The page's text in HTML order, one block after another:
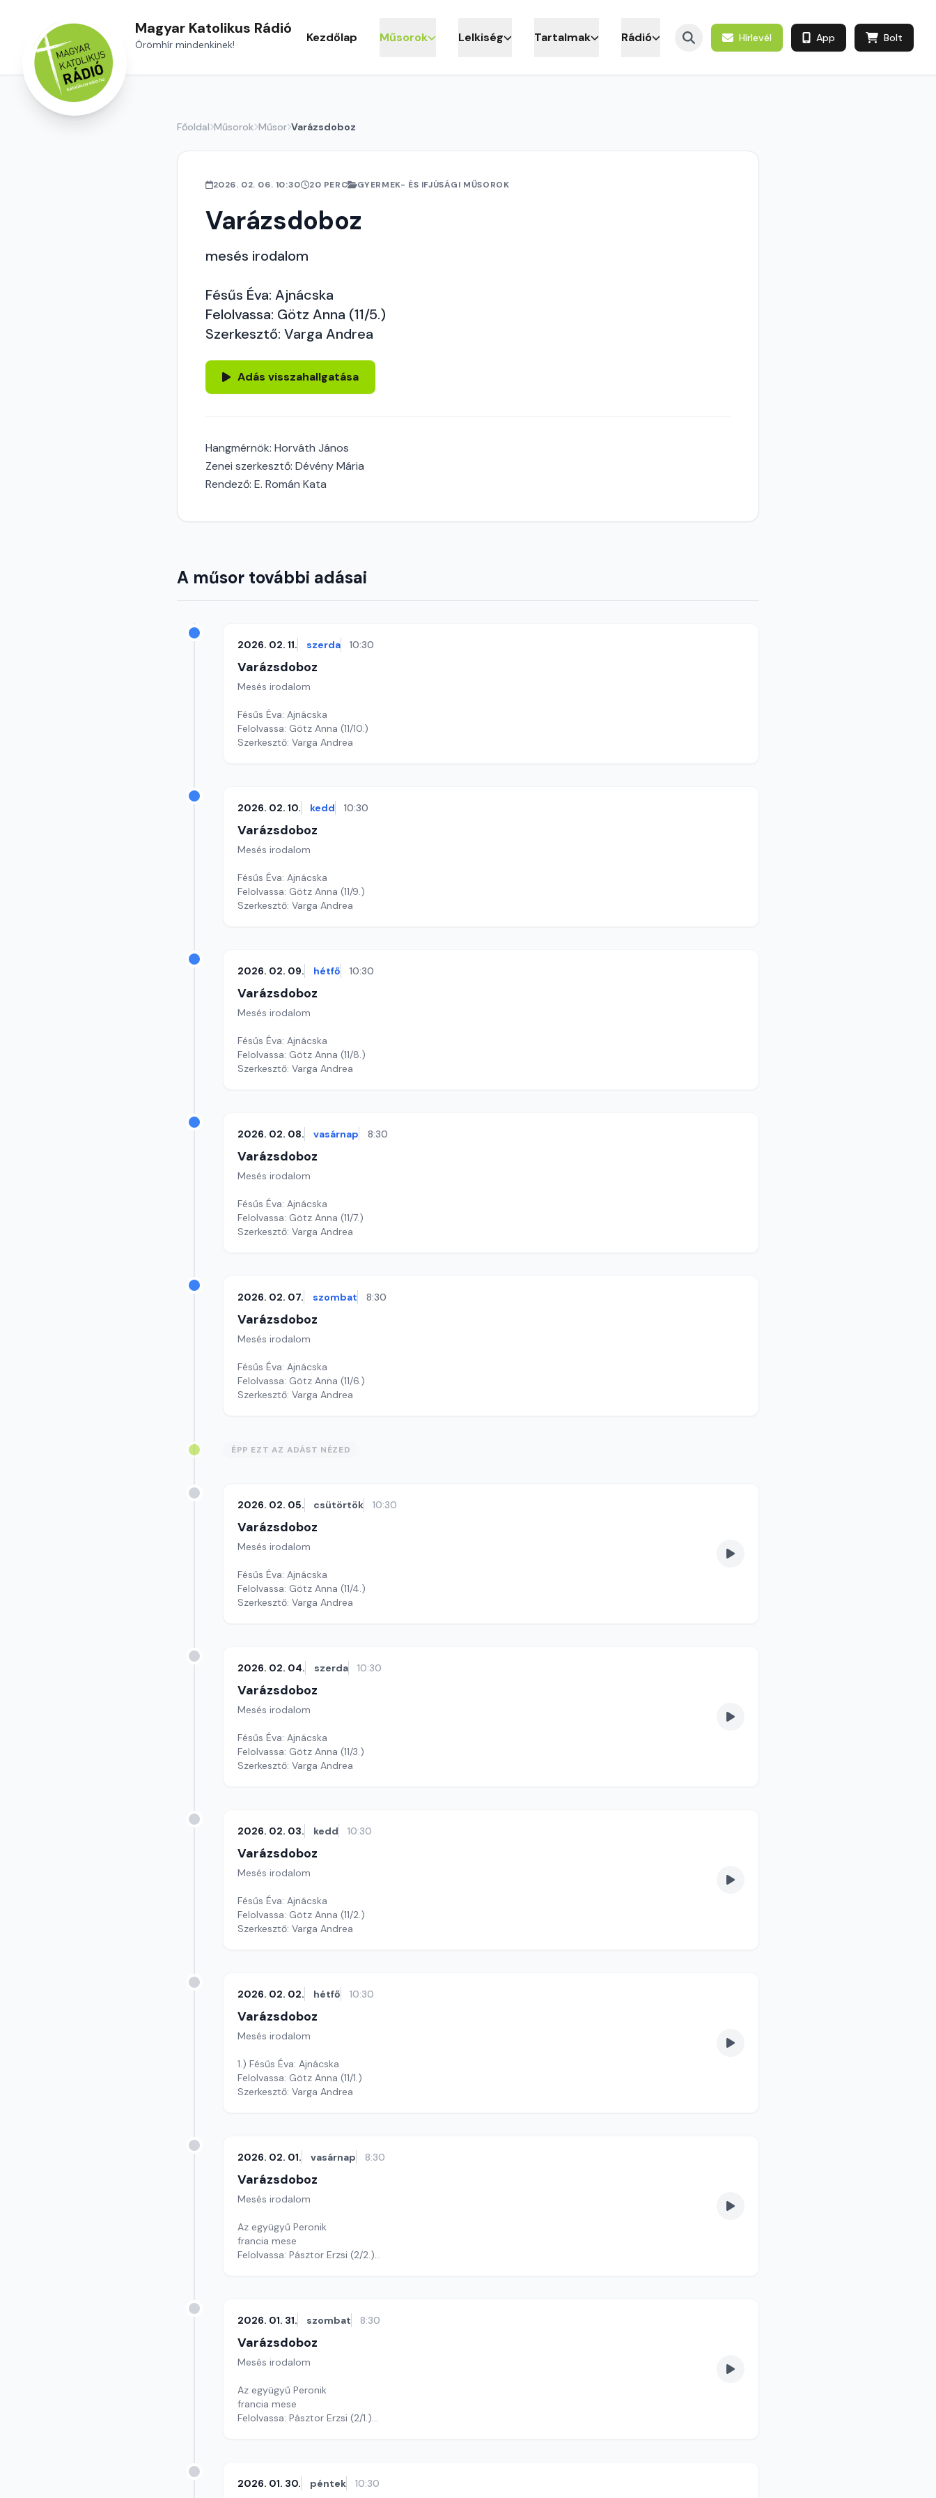
Magyar Katolikus Rádió
Örömhír mindenkinek! Kezdőlap Műsorok Lelkiség Tartalmak Rádió Hírlevél App Bolt
Főoldal Műsorok Műsor Varázsdoboz
2026. 02. 06. 10:30 20 PERC GYERMEK- ÉS IFJÚSÁGI MŰSOROK
Varázsdoboz
mesés irodalom
Fésűs Éva: Ajnácska
Felolvassa: Götz Anna (11/5.)
Szerkesztő: Varga Andrea
Adás visszahallgatása
Hangmérnök: Horváth János
Zenei szerkesztő: Dévény Mária
Rendező: E. Román Kata
A műsor további adásai
2026. 02. 11. szerda 10:30
Varázsdoboz
Mesés irodalom
Fésűs Éva: Ajnácska
Felolvassa: Götz Anna (11/10.)
Szerkesztő: Varga Andrea
2026. 02. 10. kedd 10:30
Varázsdoboz
Mesés irodalom
Fésűs Éva: Ajnácska
Felolvassa: Götz Anna (11/9.)
Szerkesztő: Varga Andrea
2026. 02. 09. hétfő 10:30
Varázsdoboz
Mesés irodalom
Fésűs Éva: Ajnácska
Felolvassa: Götz Anna (11/8.)
Szerkesztő: Varga Andrea
2026. 02. 08. vasárnap 8:30
Varázsdoboz
Mesés irodalom
Fésűs Éva: Ajnácska
Felolvassa: Götz Anna (11/7.)
Szerkesztő: Varga Andrea
2026. 02. 07. szombat 8:30
Varázsdoboz
Mesés irodalom
Fésűs Éva: Ajnácska
Felolvassa: Götz Anna (11/6.)
Szerkesztő: Varga Andrea
ÉPP EZT AZ ADÁST NÉZED
2026. 02. 05. csütörtök 10:30
Varázsdoboz
Mesés irodalom
Fésűs Éva: Ajnácska
Felolvassa: Götz Anna (11/4.)
Szerkesztő: Varga Andrea
2026. 02. 04. szerda 10:30
Varázsdoboz
Mesés irodalom
Fésűs Éva: Ajnácska
Felolvassa: Götz Anna (11/3.)
Szerkesztő: Varga Andrea
2026. 02. 03. kedd 10:30
Varázsdoboz
Mesés irodalom
Fésűs Éva: Ajnácska
Felolvassa: Götz Anna (11/2.)
Szerkesztő: Varga Andrea
2026. 02. 02. hétfő 10:30
Varázsdoboz
Mesés irodalom
1.) Fésűs Éva: Ajnácska
Felolvassa: Götz Anna (11/1.)
Szerkesztő: Varga Andrea
2026. 02. 01. vasárnap 8:30
Varázsdoboz
Mesés irodalom
Az együgyű Peronik
francia mese
Felolvassa: Pásztor Erzsi (2/2.)
2026. 01. 31. szombat 8:30
Varázsdoboz
Mesés irodalom
Az együgyű Peronik
francia mese
Felolvassa: Pásztor Erzsi (2/1.)
2026. 01. 30. péntek 10:30